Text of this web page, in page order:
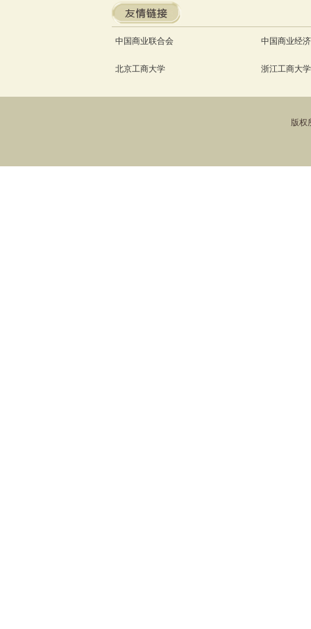
中国商业联合会 中国商业经
北京工商大学 浙江工商大学
版